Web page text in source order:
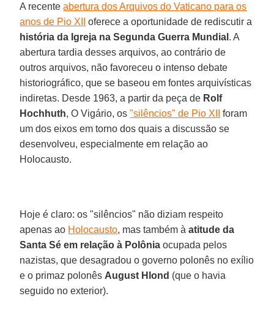
A recenteabertura dos Arquivos do Vaticano para os
anos de Pio XII
oferece a oportunidade de rediscutir a
história da Igreja na Segunda Guerra Mundial . A
abertura tardia desses arquivos, ao contrário de
outros arquivos, não favoreceu o intenso debate
historiográfico, que se baseou em fontes arquivísticas
indiretas. Desde 1963, a partir da peça de Rolf
Hochhuth, O Vigário, os"silêncios" de Pio XII
foram
um dos eixos em torno dos quais a discussão se
desenvolveu, especialmente em relação ao
Holocausto.
Hoje é claro: os "silêncios" não diziam respeito
apenas ao Holocausto, mas também àatitude da
Santa Sé em relação à Polônia ocupada pelos
nazistas, que desagradou o governo polonês no exílio
e o primaz polonês August Hlond (que o havia
seguido no exterior).